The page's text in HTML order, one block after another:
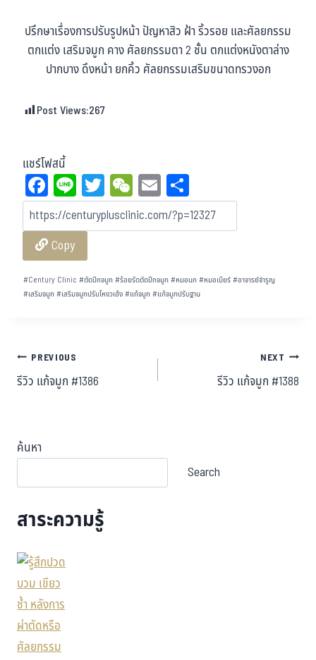
ปรึกษาเรื่องการปรับรูปหน้า ปัญหาสิว ฝ้า ริ้วรอย และศัลยกรรม
ตกแต่ง เสริมจมูก คาง ศัลยกรรมตา 2 ชั้น ตกแต่งหนังตาล่าง
ปากบาง ดึงหน้า ยกคิ้ว ศัลยกรรมเสริมขนาดทรวงอก
Post Views:267
แชร์โฟสนี้
Fa
ce
bo
ok
Li
ne
T
wi
tt
W
eC
ha
E
m
ail
ar
e
Copy
#Century Clinic #ตัดปีกจมูก#ร้อยรัดตัดปีกจมูก#หมอนก#หมอเบียร์ #อาจารย์จำรูญ
#เสริมจมูก#เสริมจมูกปรับโหงวเฮ้ง#แก้จมูก#แก้จมูกปรับฐาน
PREVIOUS
รีวิว แก้จมูก #1386
NEXT
รีวิว แก้จมูก #1388
ค้นหา
Search
สาระความรู้